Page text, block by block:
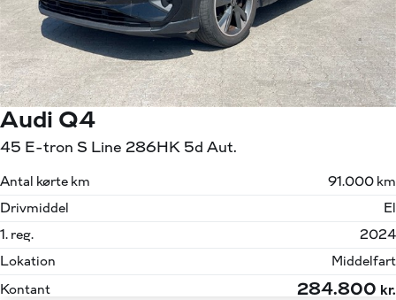
Audi Q4
45 E-tron S Line 286HK 5d Aut.
Antal kørte km
91.000 km
Drivmiddel
El
1. reg.
2024
Lokation
Middelfart
Kontant
284.800 kr.